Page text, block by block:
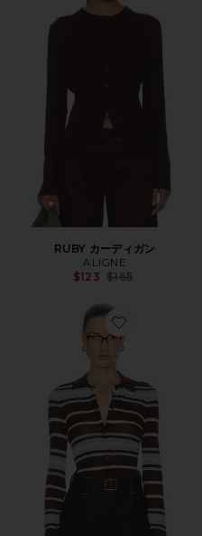
RUBY カーディガン
ALIGNE
$123 Previous price:
$165
Favorite SUE-